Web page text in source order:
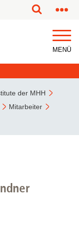
MENÜ
der MHH
Mitarbeiter